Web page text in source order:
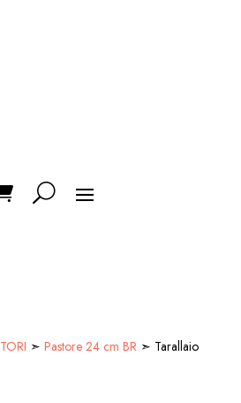
➣ Pastore 24 cm BR➣ Tarallaio